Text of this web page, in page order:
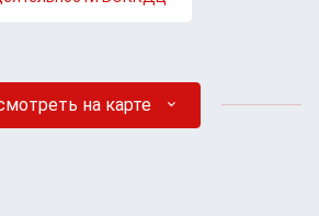
на карте